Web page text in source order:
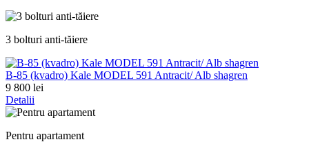
3 bolturi anti-tăiere
В-85 (kvadro) Kale MODEL 591 Antracit/ Alb shagren
9 800 lei
Detalii
Pentru apartament